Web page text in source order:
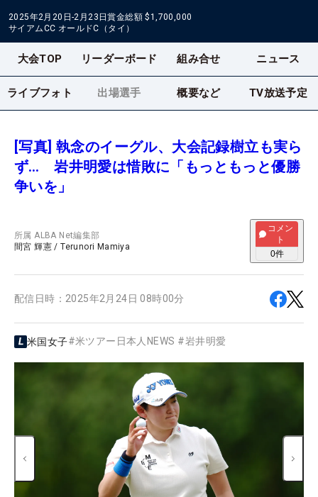
2025年2月20日-2月23日賞金総額 $1,700,000
サイアムCC オールドC（タイ）
大会TOP リーダーボード 組み合せ ニュース
ライブフォト 出場選手 概要など TV放送予定
[写真] 執念のイーグル、大会記録樹立も実ら
ず… 岩井明愛は惜敗に「もっともっと優勝
争いを」
所属ALBA Net編集部
間宮 輝憲 /Terunori Mamiya
コメン
ト
0件
配信日時： 2025年2月24日 08時00分
米国女子#米ツアー日本人NEWS #岩井明愛